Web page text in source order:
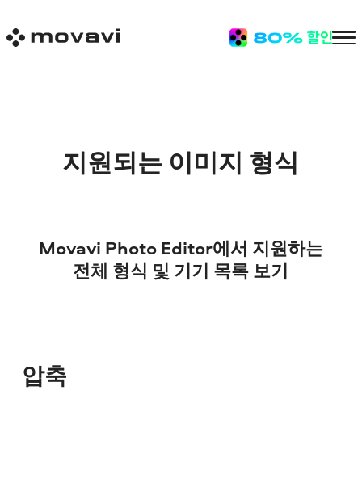
지원되는 이미지 형식
Movavi Photo Editor에서 지원하는
전체 형식 및 기기 목록 보기
압축